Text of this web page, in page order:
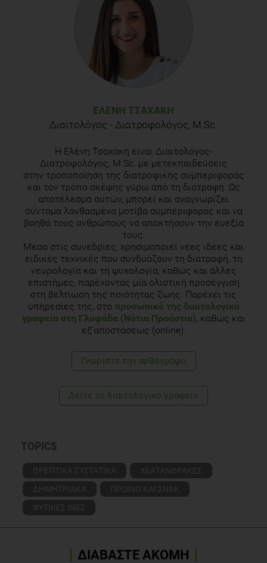
Slavin J.: Why whole grains are protective: biological
mechanisms. Proc Nutr Soc. 62(1): 129-34, 2003
Bourre JM. The role of nutritional factors on the structure
and function of the brain: an update on dietary requirements.
Rev Neurol (Paris). 2004 Sep;160(8-9):767-92.
ΕΛΈΝΗ ΤΣΑΧΆΚΗ
Διαιτολόγος - Διατροφολόγος, M.Sc.
Η Ελένη Τσαχάκη είναι Διαιτολόγος-
Διατροφολόγος, M.Sc. με μετεκπαιδεύσεις
στην τροποποίηση της διατροφικής συμπεριφοράς
και τον τρόπο σκέψης γύρω από τη διατροφή. Ως
αποτέλεσμα αυτών, μπορεί και αναγνωρίζει
σύντομα λανθασμένα μοτίβα συμπεριφοράς και να
βοηθά τους ανθρώπους να αποκτήσουν την ευεξία
τους.
Μέσα στις συνεδρίες, χρησιμοποιεί νέες ιδέες και
ειδικές τεχνικές που συνδυάζουν τη διατροφή, τη
νευρολογία και τη ψυχολογία, καθώς και άλλες
επιστήμες, παρέχοντας μία ολιστική προσέγγιση
στη βελτίωση της ποιότητας ζωής. Παρέχει τις
υπηρεσίες της, στο προσωπικό της διαιτολογικό
γραφείο στη Γλυφάδα (Νότια Προάστια) , καθώς και
εξ’αποστάσεως (online).
Γνωρίστε την αρθογράφο
Δείτε το διαιτολογικό γραφείο
TOPICS
ΘΡΕΠΤΙΚΑ ΣΥΣΤΑΤΙΚΑ
ΥΔΑΤΑΝΘΡΑΚΕΣ
ΔΗΜΗΤΡΙΑΚΑ
ΠΡΩΪΝΟ ΚΑΙ ΣΝΑΚ
ΦΥΤΙΚΕΣ ΙΝΕΣ
ΔΙΑΒΑΣΤΕ ΑΚΟΜΗ